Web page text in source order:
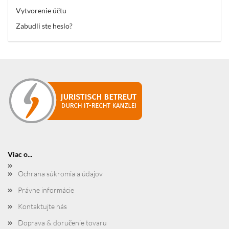
Vytvorenie účtu
Zabudli ste heslo?
Viac o...
Ochrana súkromia a údajov
Právne informácie
Kontaktujte nás
Doprava & doručenie tovaru